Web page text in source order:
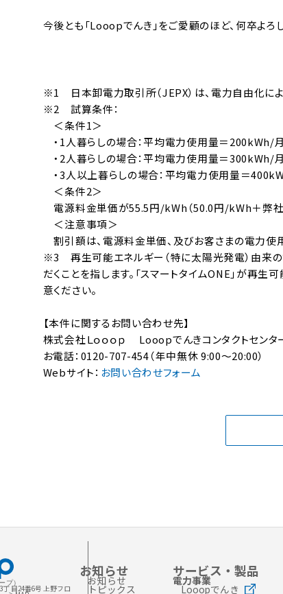
今後とも「Looopでんき」をご愛顧のほど、何卒よろ
※1 日本卸電力取引所（JEPX）は、電力自由化に
※2 試算条件：
＜条件1＞
・1人暮らしの場合：平均電力使用量＝200kWh/月
・2人暮らしの場合：平均電力使用量＝300kWh/月
・3人以上暮らしの場合：平均電力使用量＝
＜条件2＞
電源料金単価が55.5円/kWh（50.0円/kWh＋弊社
＜注意事項＞
割引額は、電源料金単価、及びお客さまの電力使
※3 再生可能エネルギー（特に太陽光発電）由来
だくことを指します。「スマートタイムONE」が再
意ください。
【本件に関するお問い合わせ先】
株式会社Ｌｏｏｏｐ Looopでんきコンタクトセンタ
お電話：0120-707-454（年中無休 9:00～20:00）
Webサイト： お問い合わせフォーム
プ）
目24番6号 上野フロ
お知らせ
お知らせ
トピックス
サービス・製品
電力事業
Looopでんき